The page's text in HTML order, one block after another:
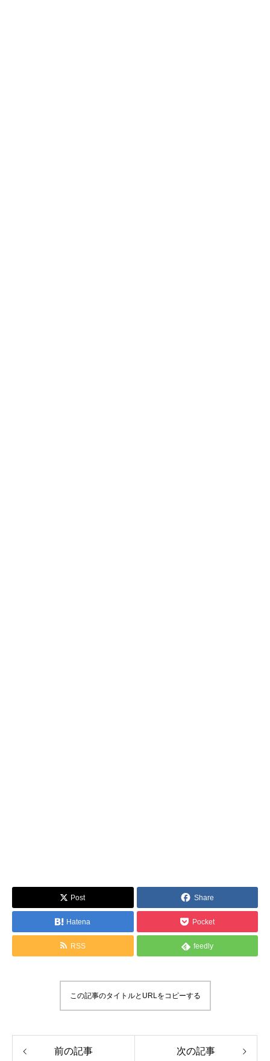
Post Share
Hatena Pocket
RSS feedly
この記事のタイトルとURLをコピーする
前の記事 次の記事